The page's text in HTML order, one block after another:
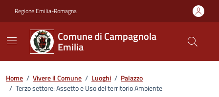
Regione Emilia-Romagna
Comune di Campagnola
Emilia
Home / Vivere il Comune / Luoghi / Palazzo
/ Terzo settore: Assetto e Uso del territorio Ambiente